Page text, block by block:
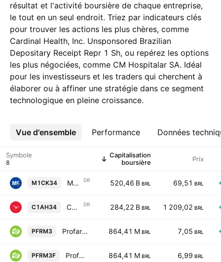
résultat et l'activité boursière de chaque entreprise,
le tout en un seul endroit. Triez par indicateurs clés
pour trouver les actions les plus chères, comme
Cardinal Health, Inc. Unsponsored Brazilian
Depositary Receipt Repr 1 Sh, ou repérez les options
les plus négociées, comme CM Hospitalar SA. Idéal
pour les investisseurs et les traders qui cherchent à
élaborer ou à affiner une stratégie dans ce segment
technologique en pleine croissance.
Vue d'ensemble Performance Données
Plus
Symbole
Capitalisation
boursière
Prix
M1CK34 McKesson Corp Shs Unsponsored Brazilian Depositary Receipt Repr 0.015625 Sh DR 520,46 B BRL 69,51 BRL
C1AH34 Cardinal Health, Inc. Unsponsored Brazilian Depositary Receipt Repr 1 Sh DR 284,22 B BRL 1 209,02 BRL
PFRM3 Profarma Distribuidora de Produtos Farmaceuticos SA 864,41 M BRL 7,05 BRL
PFRM3F Profarma Distribuidora de Produtos Farmaceuticos SA 864,41 M BRL 6,99 BRL